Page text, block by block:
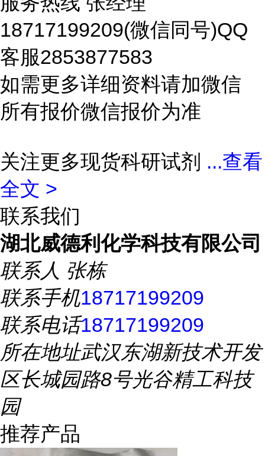
18717199209(微信同号)QQ
客服2853877583
如需更多详细资料请加微信
所有报价微信报价为准
关注更多现货科研试剂 ...查看
全文 >
联系我们
湖北威德利化学科技有限公司
联系人 张栋
联系手机18717199209
联系电话18717199209
所在地址武汉东湖新技术开发
区长城园路8号光谷精工科技
园
推荐产品